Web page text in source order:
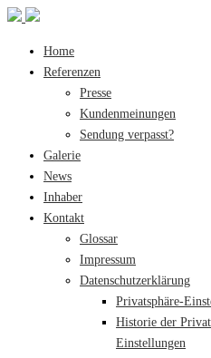
Home
Referenzen
Presse
Kundenmeinungen
Sendung verpasst?
Galerie
News
Inhaber
Kontakt
Glossar
Impressum
Datenschutzerklärung
Privatsphäre-
Historie der
Einstellungen